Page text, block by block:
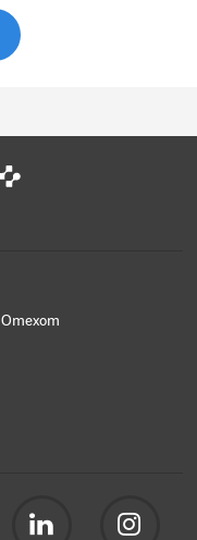
Omexom